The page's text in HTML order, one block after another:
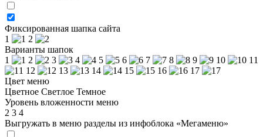
Фиксированная шапка сайта
1
2
Варианты шапок
1
2 3 4 5 6 7 8 9 10
11
12
13 14 15 16
17
Цвет меню
Цветное Светлое Темное
Уровень вложенности меню
2 3 4
Выгружать в меню разделы из инфоблока «Мегаменю»